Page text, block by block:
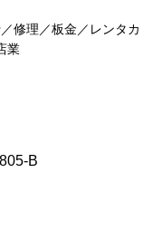
修理／板金／レンタカ
業
B